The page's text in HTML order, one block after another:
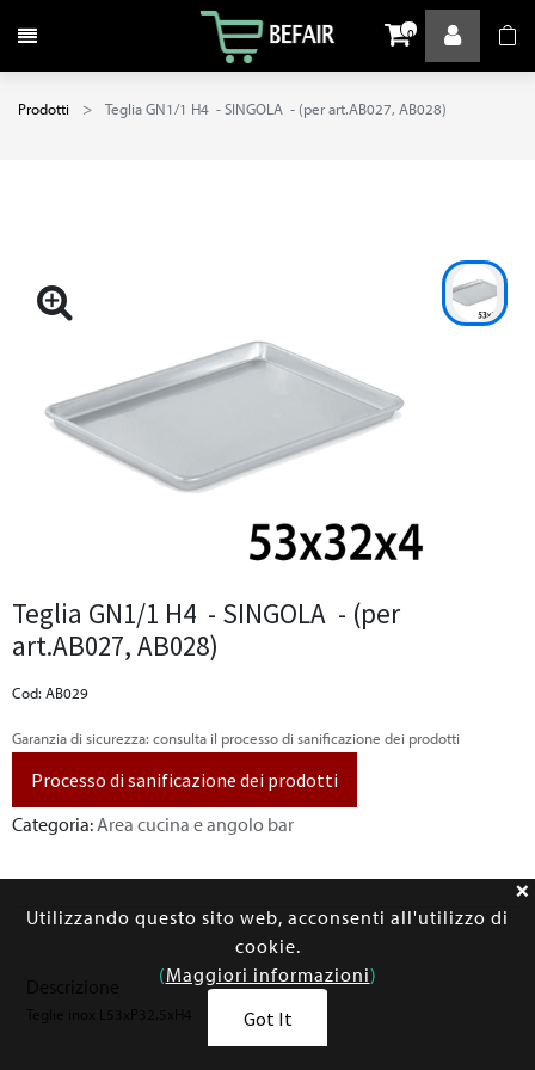
Attiva / disattiva la navigazione 0
Prodotti Teglia GN1/1 H4 - SINGOLA - (per art.AB027, AB028)
Teglia GN1/1 H4 - SINGOLA - (per
art.AB027, AB028)
Cod: AB029
Garanzia di sicurezza: consulta il processo di sanificazione dei prodotti
Processo di sanificazione dei prodotti
Categoria:Area cucina e angolo bar
Utilizzando questo sito web, acconsenti all'utilizzo di
cookie.
(Maggiori informazioni)
Got It